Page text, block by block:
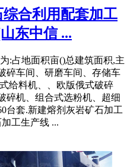
合利用配套加工
东中信 ...
:占地面积亩()总建筑面积,主
碎车间、研磨车间、存储车
给料机、、欧版俄式破碎
碎机、组合式选粉机、超细
台套.新建熔剂灰岩矿石加工
工生产线 ...